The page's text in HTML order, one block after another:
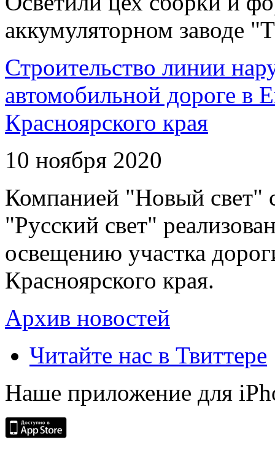
аккумуляторном заводе
Строительство линии
автомобильной дороге в
Красноярского края
10 ноября 2020
Компанией "Новый свет"
"Русский свет"
освещению участка
Красноярского края.
Архив новостей
Читайте нас в Твиттере
Наше приложение для